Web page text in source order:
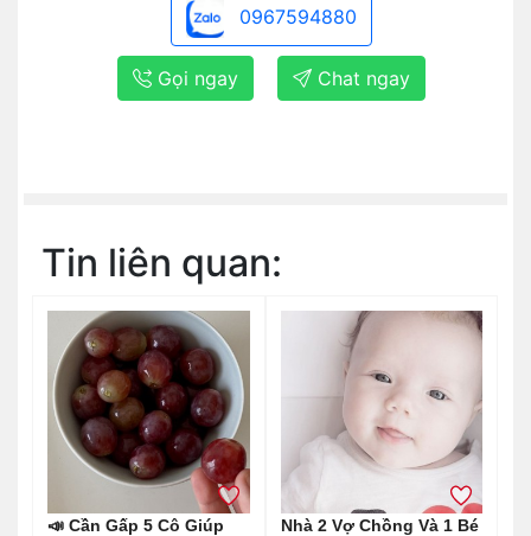
0967594880
Gọi ngay Chat ngay
Tin liên quan:
📣 Cần Gấp 5 Cô Giúp
Nhà 2 Vợ Chồng Và 1 Bé